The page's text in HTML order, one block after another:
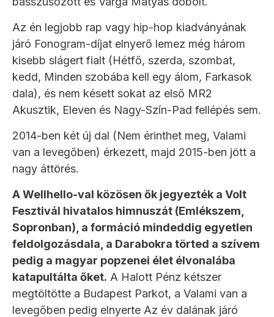
Az én legjobb rap vagy hip-hop kiadványának
járó Fonogram-díjat elnyerő lemez még három
kisebb slágert fialt (Hétfő, szerda, szombat,
kedd, Minden szobába kell egy álom, Farkasok
dala), és nem késett sokat az első MR2
Akusztik, Eleven és Nagy-Szín-Pad fellépés sem.
2014-ben két új dal (Nem érinthet meg, Valami
van a levegőben) érkezett, majd 2015-ben jött a
nagy áttörés.
A Wellhello-val közösen ők jegyezték a Volt
Fesztivál hivatalos himnuszát (Emlékszem,
Sopronban), a formáció mindeddig egyetlen
feldolgozásdala, a Darabokra törted a szívem
pedig a magyar popzenei élet élvonalába
katapultálta őket. A Halott Pénz kétszer
megtöltötte a Budapest Parkot, a Valami van a
levegőben pedig elnyerte Az év dalának járó